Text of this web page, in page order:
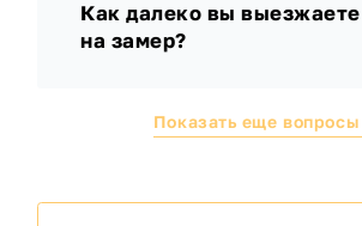
Как далеко вы выезжаете
на замер?
Показать еще вопросы